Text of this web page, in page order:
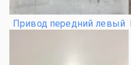
Привод передний левый